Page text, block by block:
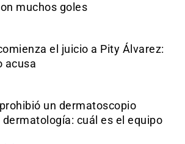
muchos goles
el juicio a Pity Álvarez:
acusa
un dermatoscopio
cuál es el equipo